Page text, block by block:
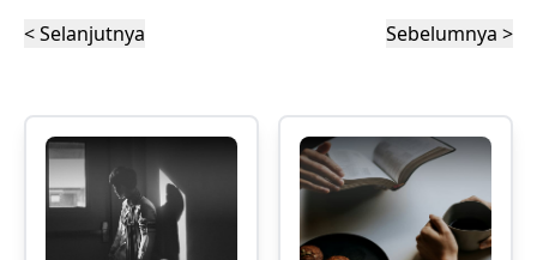
< Selanjutnya Sebelumnya >